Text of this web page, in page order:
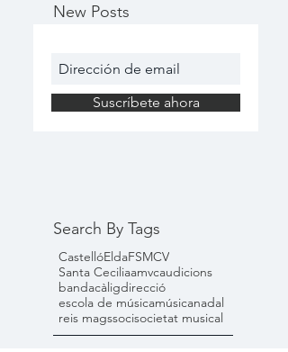
New Posts
Suscríbete ahora
Search By Tags
CastellóEldaFSMCV
Santa Ceciliaamvcaudicions
bandacàligdirecció
escola de músicamúsicanadal
reis magssocisocietat musical